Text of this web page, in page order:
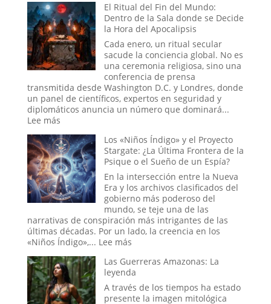
Maldición
de
Tecumseh:
¿La
Estadística
más
Espeluznante
de
la
Casa
Blanca
el
Mito
más
Perverso?
El Ritual del Fin del Mundo:
Dentro de la Sala donde se Decide
la Hora del Apocalipsis
Cada enero, un ritual secular
sacude la conciencia global. No es
una ceremonia religiosa, sino una
conferencia de prensa
transmitida desde Washington D.C. y Londres, donde
un panel de científicos, expertos en seguridad y
diplomáticos anuncia un número que dominará...
Lee más:
Ritual
del
Fin
del
Mundo:
Dentro
de
la
Sala
donde
Decide
la
Hora
del
Los «Niños Índigo» y el Proyecto
Stargate: ¿La Última Frontera de la
Psique o el Sueño de un Espía?
En la intersección entre la Nueva
Era y los archivos clasificados del
gobierno más poderoso del
mundo, se teje una de las
narrativas de conspiración más intrigantes de las
últimas décadas. Por un lado, la creencia en los
«Niños Índigo»,... Lee más:
«Niños
Índigo»
y
el
Las Guerreras Amazonas: La
leyenda
A través de los tiempos ha estado
presente la imagen mitológica